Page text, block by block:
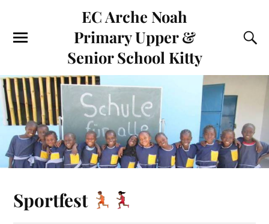
EC Arche Noah
Primary Upper &
Senior School Kitty
Sportfest